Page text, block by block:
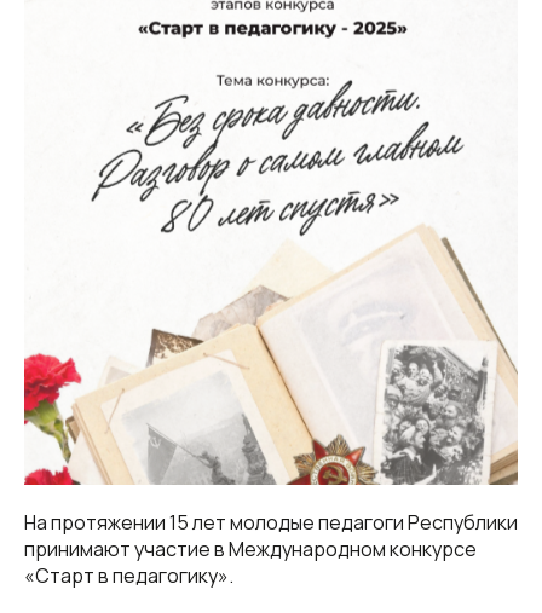
На протяжении 15 лет молодые педагоги Республики
принимают участие в Международном конкурсе
«Старт в педагогику».